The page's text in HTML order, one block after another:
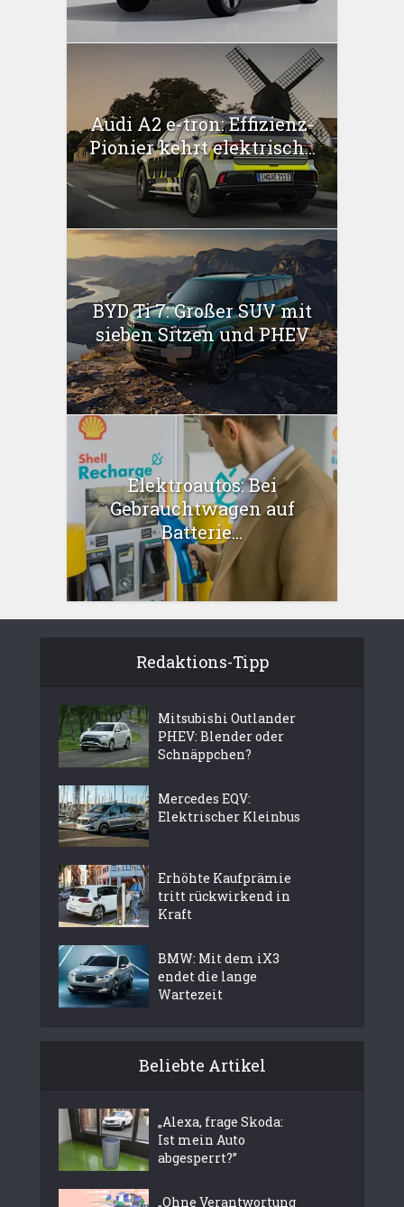
Audi A2 e-tron: Effizienz-
Pionier kehrt elektrisch...
BYD Ti 7: Großer SUV mit
sieben Sitzen und PHEV
Elektroautos: Bei
Gebrauchtwagen auf
Batterie...
Redaktions-Tipp
Mitsubishi Outlander
PHEV: Blender oder
Schnäppchen?
Mercedes EQV:
Elektrischer Kleinbus
Erhöhte Kaufprämie
tritt rückwirkend in
Kraft
BMW: Mit dem iX3
endet die lange
Wartezeit
Beliebte Artikel
„Alexa, frage Skoda:
Ist mein Auto
abgesperrt?”
„Ohne Verantwortung